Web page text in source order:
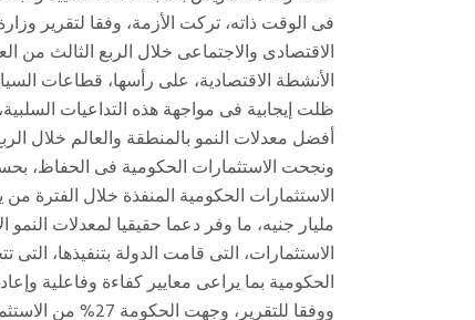
فى الوقت ذاته، تركت الأزمة، وفقا لتقرير
الأنشطة الاقتصادية، على رأسها، قطاعات
ظلت إيجابية فى مواجهة هذه التداعيات
أفضل معدلات النمو بالمنطقة والعالم خلال
ونجحت الاستثمارات الحكومية فى الحفاظ،
مليار جنيه، ما وفر دعما حقيقيا لمعدلات
الحكومية بما يراعى معايير كفاءة وفاعلية
ووفقا للتقرير،